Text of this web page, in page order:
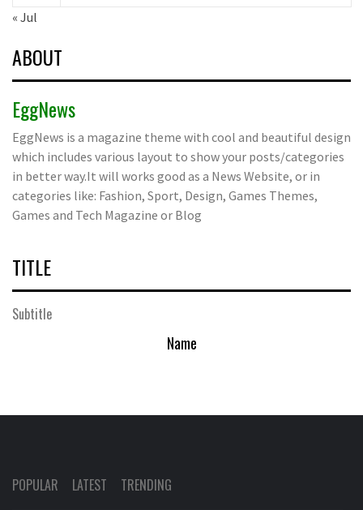
« Jul
ABOUT
EggNews
EggNews is a magazine theme with cool and beautiful design
which includes various layout to show your posts/categories
in better way.It will works good as a News Website, or in
categories like: Fashion, Sport, Design, Games Themes,
Games and Tech Magazine or Blog
TITLE
Subtitle
Name
POPULAR LATEST TRENDING